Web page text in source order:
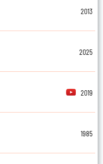
2013
2025
2019
1985